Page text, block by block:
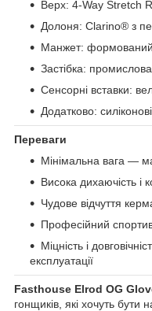
Верх: 4-Way Stretch
Долоня: Clarino® з
Манжет:
Застібка:
Сенсорні вставки:
Додатково:
Переваги
Мінімальна вага —
Висока дихаючість і
Чудове відчуття
Професійний
Міцність і
експлуатації
Fasthouse Elrod OG
гонщиків, які хочуть